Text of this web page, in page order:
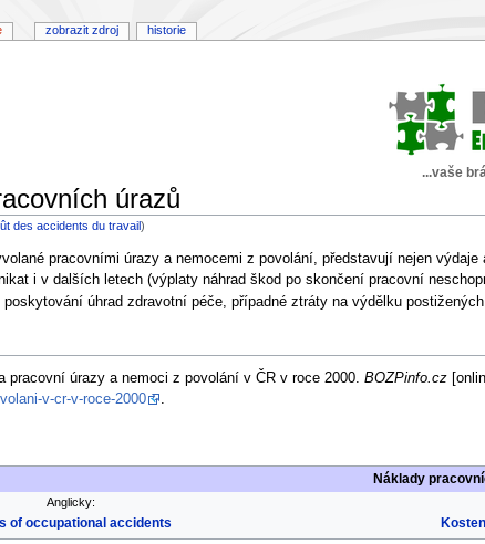
...vaše
úrazů
des accidents du travail)
pracovními úrazy a nemocemi z povolání, představují nejen
i v dalších letech (výplaty náhrad škod po skončení pracovní
úhrad zdravotní péče, případné ztráty na výdělku
pracovní úrazy a nemoci z povolání v ČR v roce 2000.BOZPinfo.cz
v-cr-v-roce-2000
.
Náklady
Anglicky:
of occupational accidents
zobrazit zdroj historie